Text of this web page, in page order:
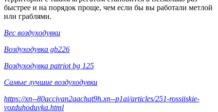
быстрее и на порядок проще, чем если бы вы работали метлой
или граблями.
Вес воздуходувки
Воздуходувка gb226
Воздуходувка patriot bg 125
Самые лучшие воздуходувки
https://xn--80accivan2aachqt9h.xn--p1ai/articles/251-rossiiskie-
vozduhoduvka.html